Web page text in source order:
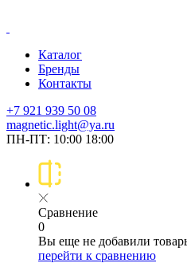
Каталог
Бренды
Контакты
+7 921 939 50 08
magnetic.light@ya.ru
ПН-ПТ: 10:00 18:00
Сравнение
0
Вы еще не добавили
перейти к сравнению